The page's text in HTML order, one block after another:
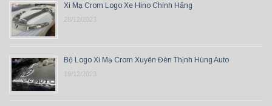
Xi Mạ Crom Logo Xe Hino Chính Hãng
28/12/2023
Bộ Logo Xi Mạ Crom Xuyên Đèn Thịnh Hùng Auto
19/12/2023